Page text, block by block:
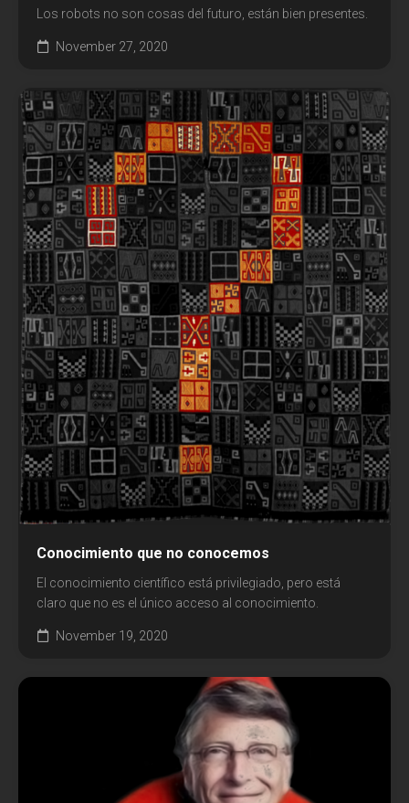
Los robots no son cosas del futuro, están bien presentes.
November 27, 2020
Conocimiento que no conocemos
El conocimiento científico está privilegiado, pero está
claro que no es el único acceso al conocimiento.
November 19, 2020